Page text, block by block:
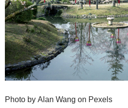
Photo by Alan Wang on Pexels